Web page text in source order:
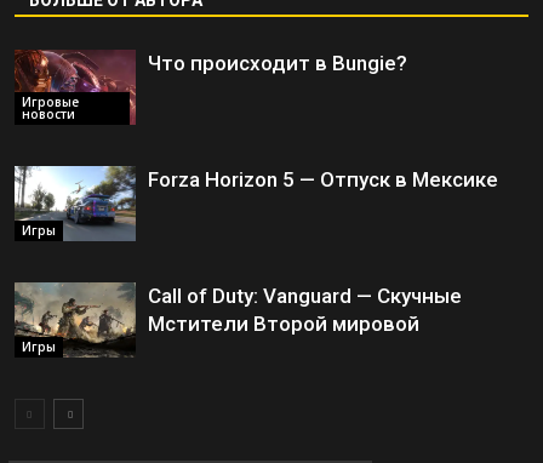
Игровые
новости
Что происходит в Bungie?
Игры
Forza Horizon 5 — Отпуск в Мексике
Игры
Call of Duty: Vanguard — Скучные
Мстители Второй мировой